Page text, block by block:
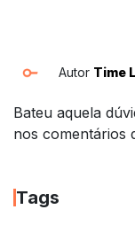
Autor Time
Bateu aquela
nos comentários
Tags